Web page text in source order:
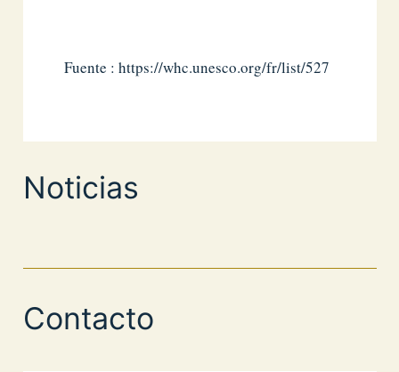
Fuente : https://whc.unesco.org/fr/list/527
Noticias
Contacto